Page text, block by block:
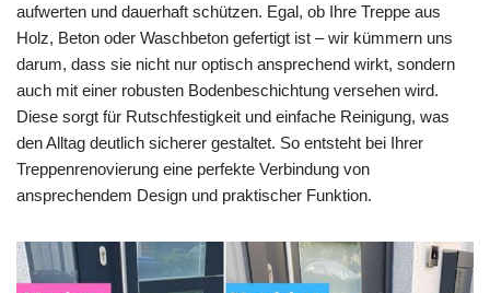
aufwerten und dauerhaft schützen. Egal, ob Ihre Treppe aus
Holz, Beton oder Waschbeton gefertigt ist – wir kümmern uns
darum, dass sie nicht nur optisch ansprechend wirkt, sondern
auch mit einer robusten Bodenbeschichtung versehen wird.
Diese sorgt für Rutschfestigkeit und einfache Reinigung, was
den Alltag deutlich sicherer gestaltet. So entsteht bei Ihrer
Treppenrenovierung eine perfekte Verbindung von
ansprechendem Design und praktischer Funktion.